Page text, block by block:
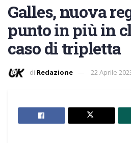
Galles, nuova
punto in più in
caso di tripletta
di Redazione 22 Aprile